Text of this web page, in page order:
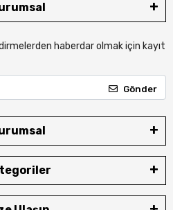
haberdar olmak için kayıt
Gönder